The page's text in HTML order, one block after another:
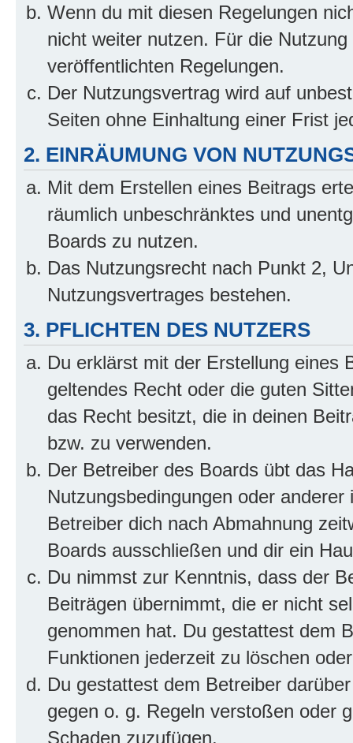
Wenn du mit diesen Regelungen
nicht weiter nutzen. Für die
veröffentlichten Regelungen.
Der Nutzungsvertrag wird auf
Seiten ohne Einhaltung einer Frist
2. EINRÄUMUNG VON
Mit dem Erstellen eines Beitrags
räumlich unbeschränktes und
Boards zu nutzen.
Das Nutzungsrecht nach Punkt 2,
Nutzungsvertrages bestehen.
3. PFLICHTEN DES NUTZERS
Du erklärst mit der Erstellung eines
geltendes Recht oder die guten
das Recht besitzt, die in deinen
bzw. zu verwenden.
Der Betreiber des Boards übt das
Nutzungsbedingungen oder
Betreiber dich nach Abmahnung
Boards ausschließen und dir ein
Du nimmst zur Kenntnis, dass der
Beiträgen übernimmt, die er nicht
genommen hat. Du gestattest dem
Funktionen jederzeit zu löschen
Du gestattest dem Betreiber
gegen o. g. Regeln verstoßen oder
Schaden zuzufügen.